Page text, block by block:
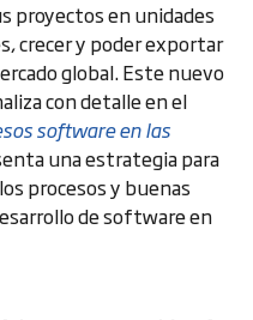
proyectos en unidades
crecer y poder exportar
global. Este nuevo
con detalle en el
software en las
una estrategia para
procesos y buenas
de software en